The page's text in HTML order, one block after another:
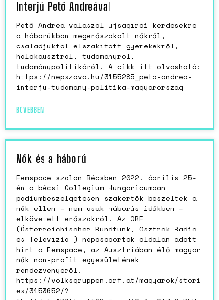
Interjú Pető Andreával
Pető Andrea válaszol újságírói kérdésekre
a háborúkban megerőszakolt nőkről,
családjuktól elszakított gyerekekről,
holokausztról, tudományról,
tudománypolitikáról. A cikk itt olvasható:
https://nepszava.hu/3155285_peto-andrea-
interju-tudomany-politika-magyarorszag
BŐVEBBEN
Nők és a háború
Femspace szalon Bécsben 2022. április 25-
én a bécsi Collegium Hungaricumban
pódiumbeszélgetésen szakértők beszéltek a
nők ellen – nem csak háborús időkben –
elkövetett erőszakról. Az ORF
(Österreichischer Rundfunk, Osztrák Rádió
és Televízió ) népcsoportok oldalán adott
hírt a Femspace, az Ausztriában élő magyar
nők non-profit egyesületének
rendezvényéről.
https://volksgruppen.orf.at/magyarok/stori
es/3153652/?